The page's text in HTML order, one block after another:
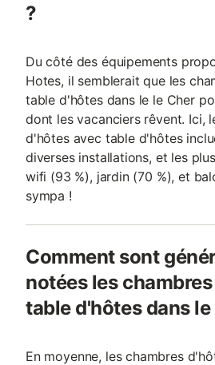
?
Du côté des équipements
Hotes, il semblerait que les
table d'hôtes dans le le Cher
dont les vacanciers rêvent. Ici,
d'hôtes avec table d'hôtes
diverses installations, et les
wifi (93 %), jardin (70 %), et
sympa !
Comment sont
notées les
table d'hôtes dans le
En moyenne, les chambres